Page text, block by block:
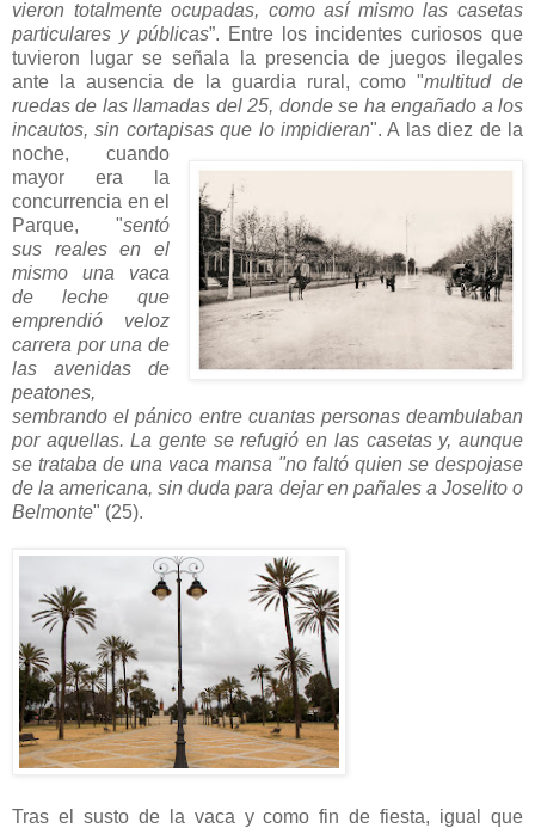
vieron totalmente ocupadas, como así mismo las casetas
particulares y públicas”. Entre los incidentes curiosos que
tuvieron lugar se señala la presencia de juegos ilegales
ante la ausencia de la guardia rural, como "multitud de
ruedas de las llamadas del 25, donde se ha engañado a los
incautos, sin cortapisas que lo impidieran". A las diez de la
noche, cuando
mayor era la
concurrencia en el
Parque, "sentó
sus reales en el
mismo una vaca
de leche que
emprendió veloz
carrera por una de
las avenidas de
peatones,
sembrando el pánico entre cuantas personas deambulaban
por aquellas. La gente se refugió en las casetas y, aunque
se trataba de una vaca mansa "no faltó quien se despojase
de la americana, sin duda para dejar en pañales a Joselito o
Belmonte" (25).
Tras el susto de la vaca y como fin de fiesta, igual que